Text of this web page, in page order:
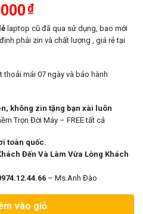
₫Giá
tại
là:
10.500.000₫.
laptop cũ đã qua sử dụng, bao mới
phải zin và chất lượng , giá rẻ tại
mái 07 ngày và bảo hành
không zin tặng bạn xài luôn
Trọn Đời Máy – FREE tất cả
toàn quốc.
Đến Và Làm Vừa Lòng Khách
– Ms.Anh Đào
vào giỏ